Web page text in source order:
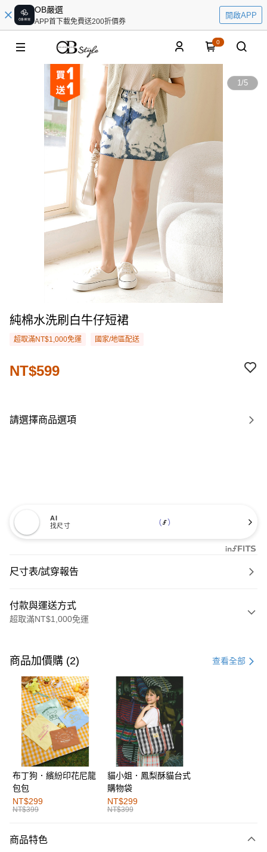
OB嚴選
APP首下載免費送200折價券
開啟APP
0
1/5
純棉水洗刷白牛仔短裙
超取滿NT$1,000免運 國家/地區配送
NT$599
請選擇商品選項
AI
找尺寸
尺寸表/試穿報告
付款與運送方式
超取滿NT$1,000免運
信用卡一次付款
購物金
超商取貨付款
LINE Pay
街口支付
運送方式
全家取貨付款
每筆NT$60，滿NT$1,000(含以上)免運費
付款後全家取貨
商品加價購 (2) 查看全部
布丁狗．繽紛印花尼龍
包包
NT$299
NT$399
貓小姐．鳳梨酥貓台式
購物袋
NT$299
NT$399
商品特色